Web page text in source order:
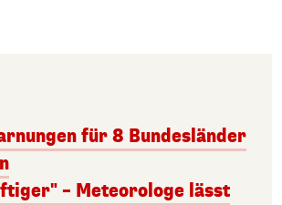
für 8 Bundesländer
– Meteorologe lässt